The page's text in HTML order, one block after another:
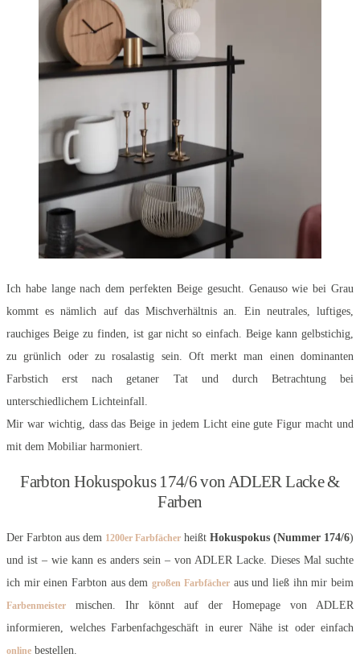
Ich habe lange nach dem perfekten Beige gesucht. Genauso wie bei Grau
kommt es nämlich auf das Mischverhältnis an. Ein neutrales, luftiges,
rauchiges Beige zu finden, ist gar nicht so einfach. Beige kann gelbstichig,
zu grünlich oder zu rosalastig sein. Oft merkt man einen dominanten
Farbstich erst nach getaner Tat und durch Betrachtung bei
unterschiedlichem Lichteinfall.
Mir war wichtig, dass das Beige in jedem Licht eine gute Figur macht und
mit dem Mobiliar harmoniert.
Farbton Hokuspokus 174/6 von ADLER Lacke &
Farben
Der Farbton aus dem 1200er Farbfächer heißt Hokuspokus (Nummer 174/6)
und ist – wie kann es anders sein – von ADLER Lacke. Dieses Mal suchte
ich mir einen Farbton aus demgroßen Farbfächeraus und ließ ihn mir beim
Farbenmeister mischen. Ihr könnt auf der Homepage von ADLER
informieren, welches Farbenfachgeschäft in eurer Nähe ist oder einfach
online bestellen.